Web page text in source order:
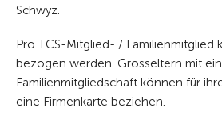
Schwyz.
Pro TCS-Mitglied- / Familienmitglied
bezogen werden. Grosseltern mit
Familienmitgliedschaft können für
eine Firmenkarte beziehen.